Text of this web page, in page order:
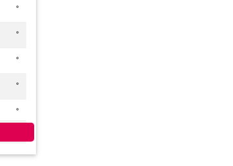
۰
۰
۰
۰
۰